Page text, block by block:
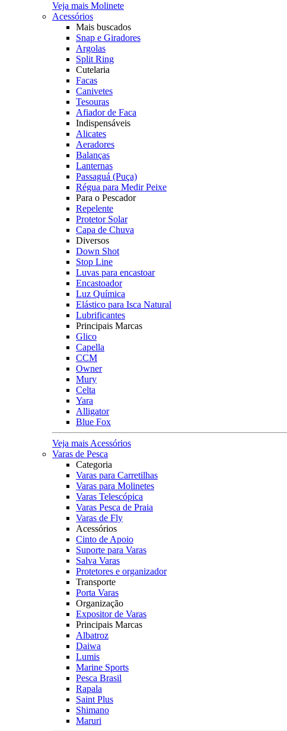
Veja mais Molinete
Acessórios
Mais buscados
Snap e Giradores
Argolas
Split Ring
Cutelaria
Facas
Canivetes
Tesouras
Afiador de Faca
Indispensáveis
Alicates
Aeradores
Balanças
Lanternas
Passaguá (Puça)
Régua para Medir Peixe
Para o Pescador
Repelente
Protetor Solar
Capa de Chuva
Diversos
Down Shot
Stop Line
Luvas para encastoar
Encastoador
Luz Química
Elástico para Isca Natural
Lubrificantes
Principais Marcas
Glico
Capella
CCM
Owner
Mury
Celta
Yara
Alligator
Blue Fox
Veja mais Acessórios
Varas de Pesca
Categoria
Varas para Carretilhas
Varas para Molinetes
Varas Telescópica
Varas Pesca de Praia
Varas de Fly
Acessórios
Cinto de Apoio
Suporte para Varas
Salva Varas
Protetores e organizador
Transporte
Porta Varas
Organização
Expositor de Varas
Principais Marcas
Albatroz
Daiwa
Lumis
Marine Sports
Pesca Brasil
Rapala
Saint Plus
Shimano
Maruri